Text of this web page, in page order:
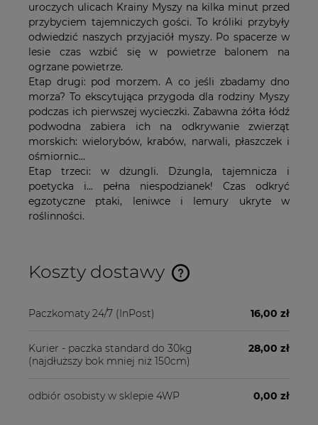
uroczych ulicach Krainy Myszy na kilka minut przed
przybyciem tajemniczych gości. To króliki przybyły
odwiedzić naszych przyjaciół myszy. Po spacerze w
lesie czas wzbić się w powietrze balonem na
ogrzane powietrze.
Etap drugi: pod morzem. A co jeśli zbadamy dno
morza? To ekscytująca przygoda dla rodziny Myszy
podczas ich pierwszej wycieczki. Zabawna żółta łódź
podwodna zabiera ich na odkrywanie zwierząt
morskich: wielorybów, krabów, narwali, płaszczek i
ośmiornic...
Etap trzeci: w dżungli. Dżungla, tajemnicza i
poetycka i... pełna niespodzianek! Czas odkryć
egzotyczne ptaki, leniwce i lemury ukryte w
roślinności.
Koszty dostawy
Cena nie zawiera ewentualnych kosztów płatności
Paczkomaty 24/7 (InPost) 16,00 zł
Kurier - paczka standard do 30kg
(najdłuższy bok mniej niż 150cm)
28,00 zł
odbiór osobisty w sklepie 4WP 0,00 zł